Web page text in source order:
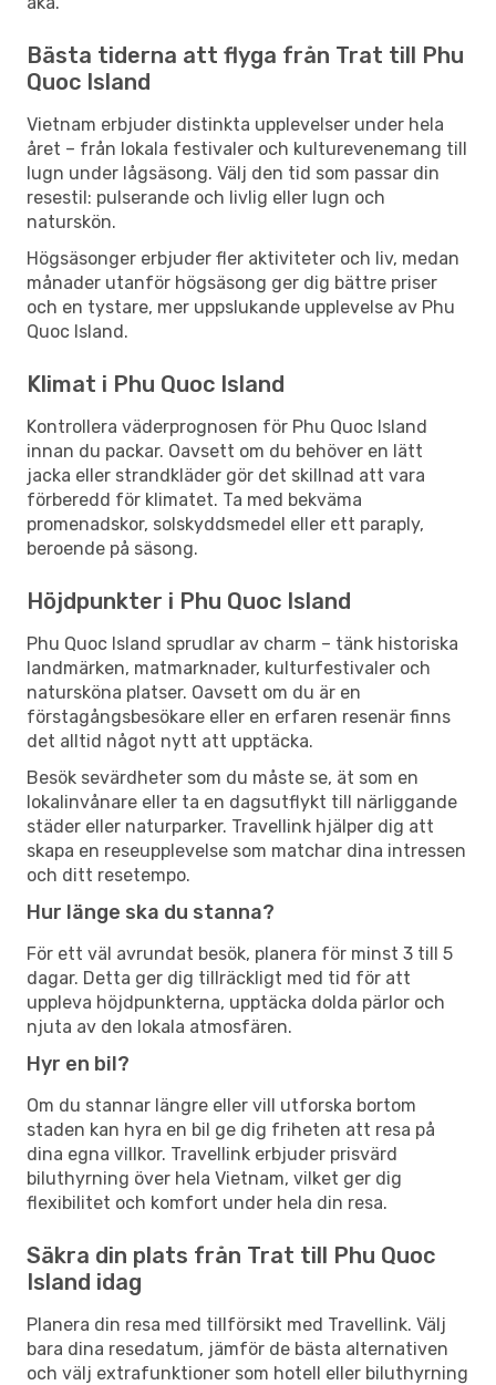
Bästa tiderna att flyga från Trat till Phu
Quoc Island
Vietnam erbjuder distinkta upplevelser under hela
året – från lokala festivaler och kulturevenemang till
lugn under lågsäsong. Välj den tid som passar din
resestil: pulserande och livlig eller lugn och
naturskön.
Högsäsonger erbjuder fler aktiviteter och liv, medan
månader utanför högsäsong ger dig bättre priser
och en tystare, mer uppslukande upplevelse av Phu
Quoc Island.
Klimat i Phu Quoc Island
Kontrollera väderprognosen för Phu Quoc Island
innan du packar. Oavsett om du behöver en lätt
jacka eller strandkläder gör det skillnad att vara
förberedd för klimatet. Ta med bekväma
promenadskor, solskyddsmedel eller ett paraply,
beroende på säsong.
Höjdpunkter i Phu Quoc Island
Phu Quoc Island sprudlar av charm – tänk historiska
landmärken, matmarknader, kulturfestivaler och
natursköna platser. Oavsett om du är en
förstagångsbesökare eller en erfaren resenär finns
det alltid något nytt att upptäcka.
Besök sevärdheter som du måste se, ät som en
lokalinvånare eller ta en dagsutflykt till närliggande
städer eller naturparker. Travellink hjälper dig att
skapa en reseupplevelse som matchar dina intressen
och ditt resetempo.
Hur länge ska du stanna?
För ett väl avrundat besök, planera för minst 3 till 5
dagar. Detta ger dig tillräckligt med tid för att
uppleva höjdpunkterna, upptäcka dolda pärlor och
njuta av den lokala atmosfären.
Hyr en bil?
Om du stannar längre eller vill utforska bortom
staden kan hyra en bil ge dig friheten att resa på
dina egna villkor. Travellink erbjuder prisvärd
biluthyrning över hela Vietnam, vilket ger dig
flexibilitet och komfort under hela din resa.
Säkra din plats från Trat till Phu Quoc
Island idag
Planera din resa med tillförsikt med Travellink. Välj
bara dina resedatum, jämför de bästa alternativen
och välj extrafunktioner som hotell eller biluthyrning